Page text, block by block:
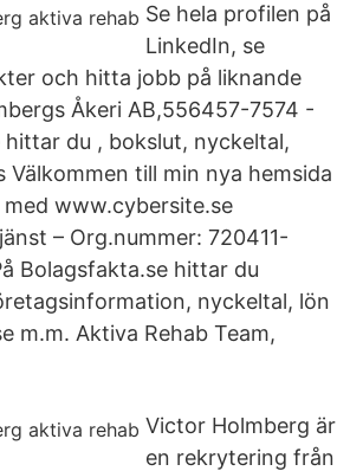
Se hela profilen på
LinkedIn, se
och hitta jobb på liknande
Åkeri AB,556457-7574 -
hittar du , bokslut, nyckeltal,
Välkommen till min nya hemsida
www.cybersite.se
– Org.nummer: 720411-
Bolagsfakta.se hittar du
nyckeltal, lön
m.m. Aktiva Rehab Team,
Victor Holmberg är
en rekrytering från